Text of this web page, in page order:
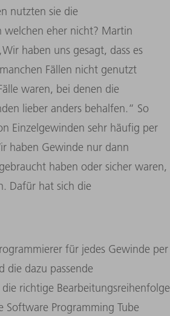
nutzten sie die
welchen eher nicht? Martin
haben uns gesagt, dass es
Fällen nicht genutzt
waren, bei denen die
lieber anders behalfen.“ So
Einzelgewinden sehr häufig per
haben Gewinde nur dann
haben oder sicher waren,
Dafür hat sich die
für jedes Gewinde per
die dazu passende
richtige Bearbeitungsreihenfolge
Software Programming Tube